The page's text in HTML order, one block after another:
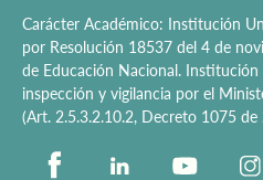
Carácter Académico: Institución
por Resolución 18537 del 4 de
de Educación Nacional.
inspección y vigilancia por el
(Art. 2.5.3.2.10.2, Decreto 1075 de